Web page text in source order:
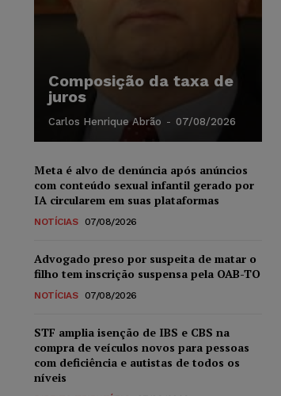
Composição da taxa de
juros
Carlos Henrique Abrão - 07/08/2026
Meta é alvo de denúncia após anúncios
com conteúdo sexual infantil gerado por
IA circularem em suas plataformas
NOTÍCIAS 07/08/2026
Advogado preso por suspeita de matar o
filho tem inscrição suspensa pela OAB-TO
NOTÍCIAS 07/08/2026
STF amplia isenção de IBS e CBS na
compra de veículos novos para pessoas
com deficiência e autistas de todos os
níveis